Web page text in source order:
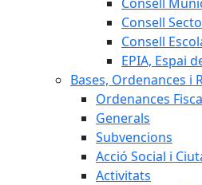
Consell
Consell
EPIA, Espai
Bases, Ordenances i
Ordenances
Generals
Subvencions
Acció Social i
Activitats